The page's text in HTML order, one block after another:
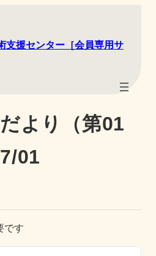
支援センター［会員専用サ
より（第01
01
です